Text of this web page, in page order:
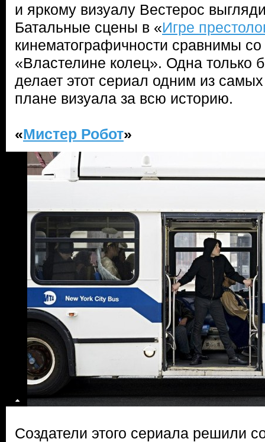
и яркому визуалу Вестерос
Батальные сцены в «Игре
кинематографичности сравнимы
«Властелине колец». Одна только
делает этот сериал одним из
плане визуала за всю историю.
«Мистер Робот»
Создатели этого сериала решили